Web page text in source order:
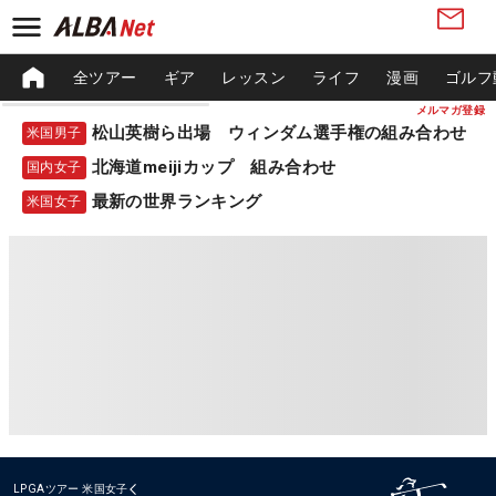
メルマガ登録
全ツアー ギア レッスン ライフ 漫画 ゴル
米国男子 松山英樹ら出場 ウィンダム選手権の組み合わせ
国内女子 北海道meijiカップ 組み合わせ
米国女子 最新の世界ランキング
LPGAツアー 米国女子